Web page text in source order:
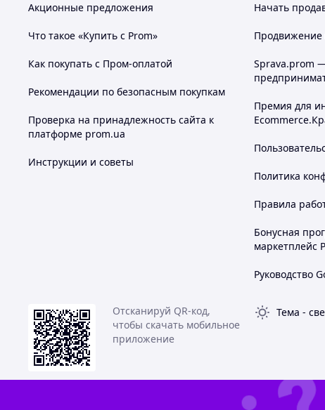
Акционные предложения
Что такое «Купить с Prom»
Как покупать с Пром-оплатой
Рекомендации по безопасным покупкам
Проверка на принадлежность сайта к
платформе prom.ua
Инструкции и советы
Начать
Продвижение
Sprava.prom
Премия для
Политика
Правила
Бонусная
маркетплейс
Руководство
Отсканируй QR-код,
чтобы скачать мобильное
приложение
Тема -